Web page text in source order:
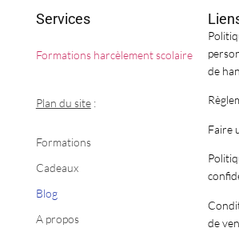
Services
Formations harcèlement scolaire
Plan du site:
Formations
Cadeaux
Blog
A propos
de
Faire
de